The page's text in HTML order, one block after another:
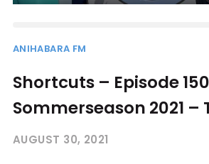
ANIHABARA FM
Shortcuts – Episode
Sommerseason 2021 –
AUGUST 30, 2021